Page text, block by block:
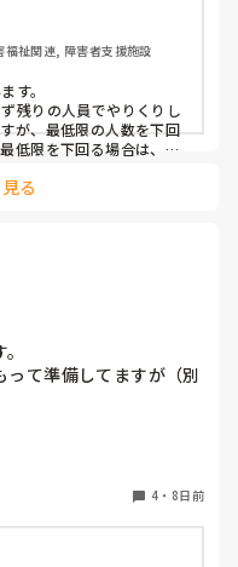
祉関連, 障害者支援施設
す。
残りの人員でやりくりし
が、最低限の人数を下回
低限を下回る場合は、休
職員→正職員の優先順位
る
て準備してますが（別
まいます。デイサービ
能ですか？
なのか⋯と思いまし
4 ・ 8日前